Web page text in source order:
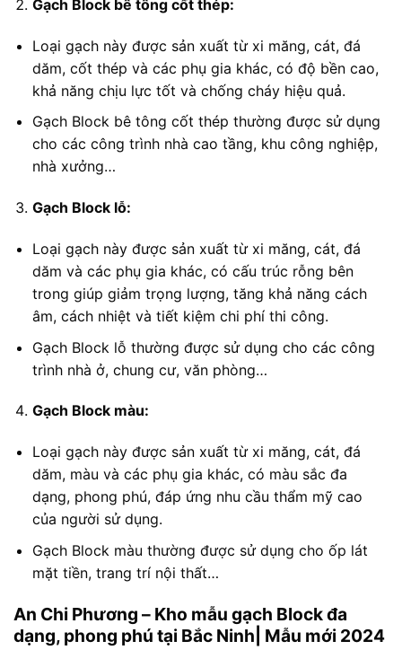
Gạch Block bê tông cốt thép:
Loại gạch này được sản xuất từ xi măng, cát, đá
dăm, cốt thép và các phụ gia khác, có độ bền cao,
khả năng chịu lực tốt và chống cháy hiệu quả.
Gạch Block bê tông cốt thép thường được sử dụng
cho các công trình nhà cao tầng, khu công nghiệp,
nhà xưởng…
Gạch Block lỗ:
Loại gạch này được sản xuất từ xi măng, cát, đá
dăm và các phụ gia khác, có cấu trúc rỗng bên
trong giúp giảm trọng lượng, tăng khả năng cách
âm, cách nhiệt và tiết kiệm chi phí thi công.
Gạch Block lỗ thường được sử dụng cho các công
trình nhà ở, chung cư, văn phòng…
Gạch Block màu:
Loại gạch này được sản xuất từ xi măng, cát, đá
dăm, màu và các phụ gia khác, có màu sắc đa
dạng, phong phú, đáp ứng nhu cầu thẩm mỹ cao
của người sử dụng.
Gạch Block màu thường được sử dụng cho ốp lát
mặt tiền, trang trí nội thất…
An Chi Phương – Kho mẫu gạch Block đa
dạng, phong phú tại Bắc Ninh| Mẫu mới 2024